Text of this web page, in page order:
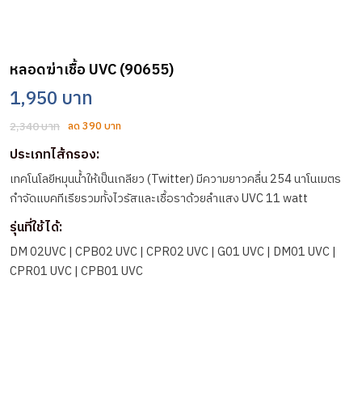
หลอดฆ่าเชื้อ UVC (90655)
1,950 บาท
2,340 บาท ลด 390 บาท
ประเภทไส้กรอง:
เทคโนโลยีหมุนน้ำให้เป็นเกลียว (Twitter) มีความยาวคลื่น 254 นาโนเมตร
กำจัดแบคทีเรียรวมทั้งไวรัสและเชื้อราด้วยลำแสง UVC 11 watt
รุ่นที่ใช้ได้:
DM 02UVC | CPB02 UVC | CPR02 UVC | G01 UVC | DM01 UVC |
CPR01 UVC | CPB01 UVC